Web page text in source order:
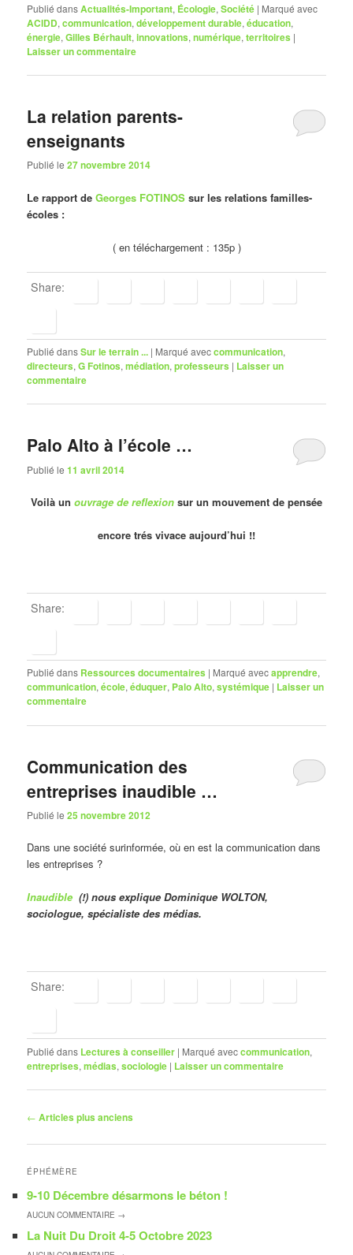
Publié dansActualités-Important, Écologie,Société | Marqué avec
ACIDD,communication,développement durable,éducation,
énergie,Gilles Bérhault,innovations,numérique,territoires |
Laisser un commentaire
La relation parents-
enseignants
Publié le27 novembre 2014
Le rapport deGeorges FOTINOS sur les relations familles-
écoles :
( en téléchargement : 135p )
Share:
Publié dansSur le terrain ... | Marqué aveccommunication,
directeurs,G Fotinos,médiation,professeurs | Laisser un
commentaire
Palo Alto à l’école …
Publié le11 avril 2014
Voilà un ouvrage de reflexion sur un mouvement de pensée
encore trés vivace aujourd’hui !!
Share:
Publié dans Ressources documentaires | Marqué avecapprendre,
communication,école,éduquer, Palo Alto,systémique | Laisser un
commentaire
Communication des
entreprises inaudible …
Publié le25 novembre 2012
Dans une société surinformée, où en est la communication dans
les entreprises ?
Inaudible (!) nous explique Dominique WOLTON,
sociologue, spécialiste des médias.
Share:
Publié dans Lectures à conseiller | Marqué aveccommunication,
entreprises,médias,sociologie | Laisser un commentaire
Navigation
articles
← Articles plus anciens
ÉPHÉMÈRE
9-10 Décembre désarmons le béton !
AUCUNCOMMENTAIRE →
La Nuit Du Droit 4-5 Octobre 2023